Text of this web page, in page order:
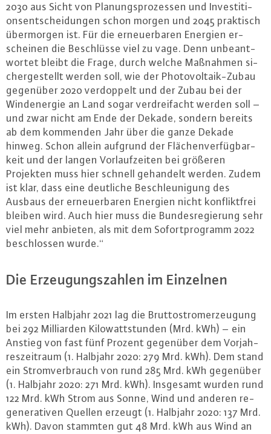
2030 aus Sicht von Pla­nungs­pro­zes­sen und In­ves­ti­ti­
ons­ent­schei­dun­gen schon morgen und 2045 praktisch
über­mor­gen ist. Für die er­neu­er­ba­ren Energien er­
schei­nen die Be­schlüs­se viel zu vage. Denn un­be­ant­
wor­tet bleibt die Frage, durch welche Maßnahmen si­
cher­ge­stellt werden soll, wie der Pho­to­vol­ta­ik-Zu­bau
gegenüber 2020 ver­dop­pelt und der Zubau bei der
Wind­ener­gie an Land sogar ver­drei­facht werden soll –
und zwar nicht am Ende der Dekade, sondern bereits
ab dem kommenden Jahr über die ganze Dekade
hinweg. Schon allein aufgrund der Flä­chen­ver­füg­bar­
keit und der langen Vor­lauf­zei­ten bei größeren
Projekten muss hier schnell gehandelt werden. Zudem
ist klar, dass eine deutliche Be­schleu­ni­gung des
Ausbaus der er­neu­er­ba­ren Energien nicht kon­flikt­frei
bleiben wird. Auch hier muss die Bun­des­re­gie­rung sehr
viel mehr anbieten, als mit dem So­fort­pro­gramm 2022
be­schlos­sen wurde.“
Die Er­zeu­gungs­zah­len im Einzelnen
Im ersten Halbjahr 2021 lag die Brut­to­strom­er­zeu­gung
bei 292 Mil­li­ar­den Ki­lo­watt­stun­den (Mrd. kWh) – ein
Anstieg von fast fünf Prozent gegenüber dem Vor­jah­
res­zeit­raum (1. Halbjahr 2020: 279 Mrd. kWh). Dem stand
ein Strom­ver­brauch von rund 285 Mrd. kWh gegenüber
(1. Halbjahr 2020: 271 Mrd. kWh). Insgesamt wurden rund
122 Mrd. kWh Strom aus Sonne, Wind und anderen re­
ge­ne­ra­ti­ven Quellen erzeugt (1. Halbjahr 2020: 137 Mrd.
kWh). Davon stammten gut 48 Mrd. kWh aus Wind an